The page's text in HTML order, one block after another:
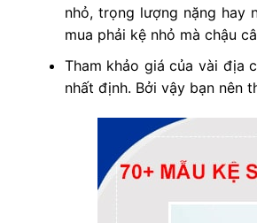
nhỏ, trọng lượng nặng hay
mua phải kệ nhỏ mà chậu
Tham khảo giá của vài địa
nhất định. Bởi vậy bạn nên